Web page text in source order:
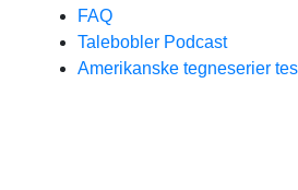
FAQ
Talebobler Podcast
Amerikanske tegneserier